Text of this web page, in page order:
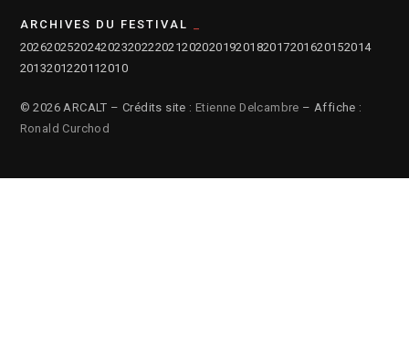
ARCHIVES DU FESTIVAL
2026202520242023202220212020201920182017201620152014
2013201220112010
© 2026 ARCALT – Crédits site : Etienne Delcambre – Affiche :
Ronald Curchod